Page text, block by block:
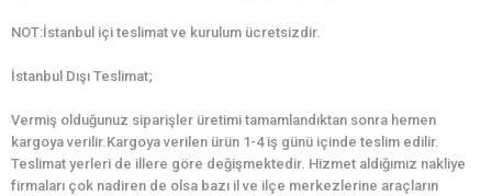
NOT:İstanbul içi teslimat ve kurulum ücretsizdir.
İstanbul Dışı Teslimat;
Vermiş olduğunuz siparişler üretimi tamamlandıktan sonra hemen
kargoya verilir.Kargoya verilen ürün 1-4 iş günü içinde teslim edilir.
Teslimat yerleri de illere göre değişmektedir. Hizmet aldığımız nakliye
firmaları çok nadiren de olsa bazı il ve ilçe merkezlerine araçların